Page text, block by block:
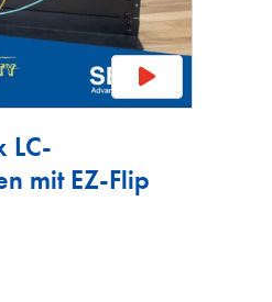
LC-
mit EZ-Flip